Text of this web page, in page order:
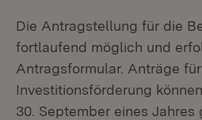
Die Antragstellung für die
fortlaufend möglich und
Antragsformular. Anträge
Investitionsförderung
30. September eines